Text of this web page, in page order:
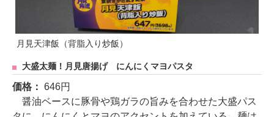
月見天津飯（背脂入り炒飯）
大盛太麺！月見唐揚げ にんにくマヨパスタ
価格： 646円
醤油ベースに豚骨や鶏ガラの旨みを合わせた大盛パス